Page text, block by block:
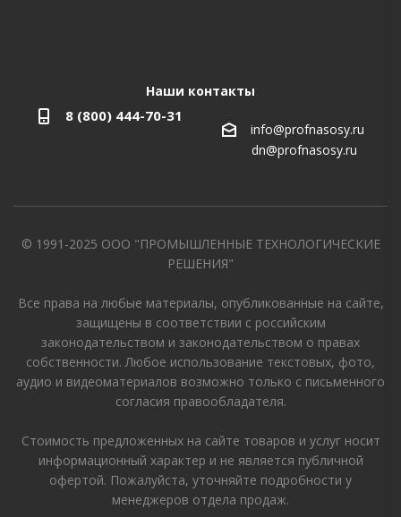
Наши контакты
8 (800) 444-70-31
info@profnasosy.ru
dn@profnasosy.ru
© 1991-2025 ООО "ПРОМЫШЛЕННЫЕ ТЕХНОЛОГИЧЕСКИЕ
РЕШЕНИЯ"
Все права на любые материалы, опубликованные на сайте,
защищены в соответствии с российским
законодательством и законодательством о правах
собственности. Любое использование текстовых, фото,
аудио и видеоматериалов возможно только с письменного
согласия правообладателя.
Стоимость предложенных на сайте товаров и услуг носит
информационный характер и не является публичной
офертой. Пожалуйста, уточняйте подробности у
менеджеров отдела продаж.